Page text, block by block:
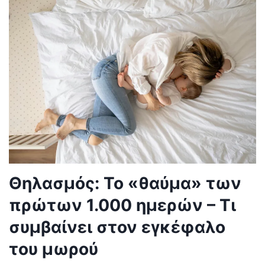
Θηλασμός: Το «θαύμα» των
πρώτων 1.000 ημερών – Τι
συμβαίνει στον εγκέφαλο
του μωρού